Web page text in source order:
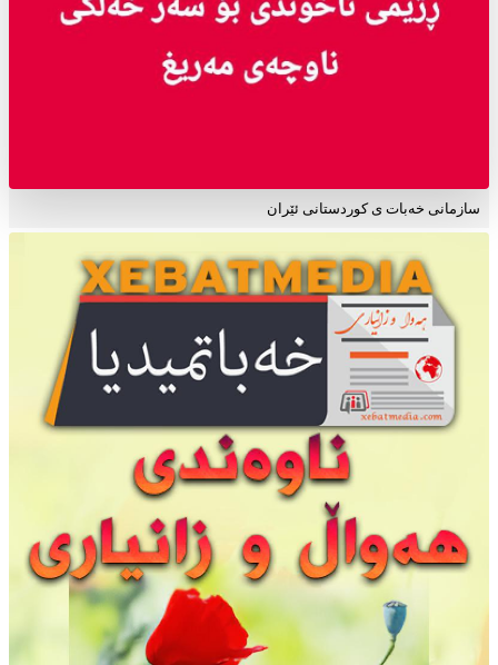
سازمانی خەبات ی کوردستانی ئێران